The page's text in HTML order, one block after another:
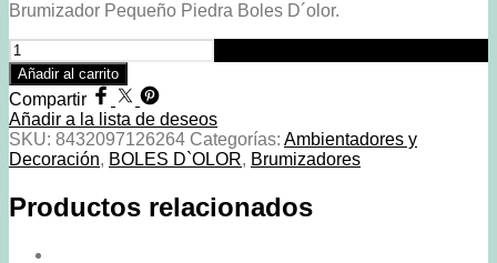
Brumizador Pequeño Piedra Boles D´olor.
Brumizador
Pequeño
Piedra
Boles
D
´olor
400ml
Añadir al carrito
Compartir
Añadir a la lista de deseos
SKU: 8432097126264 Categorías: Ambientadores y
Decoración, BOLES D`OLOR, Brumizadores
Productos relacionados